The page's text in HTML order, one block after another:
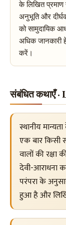
के लिखित प्रमाण
अनुभूति और
को सामुदायिक
अधिक जानकारी
करें।
संबंधित कथाएँ
स्थानीय
एक बार
वालों की
देवी-आराधना
परंपरा के
हुआ है और